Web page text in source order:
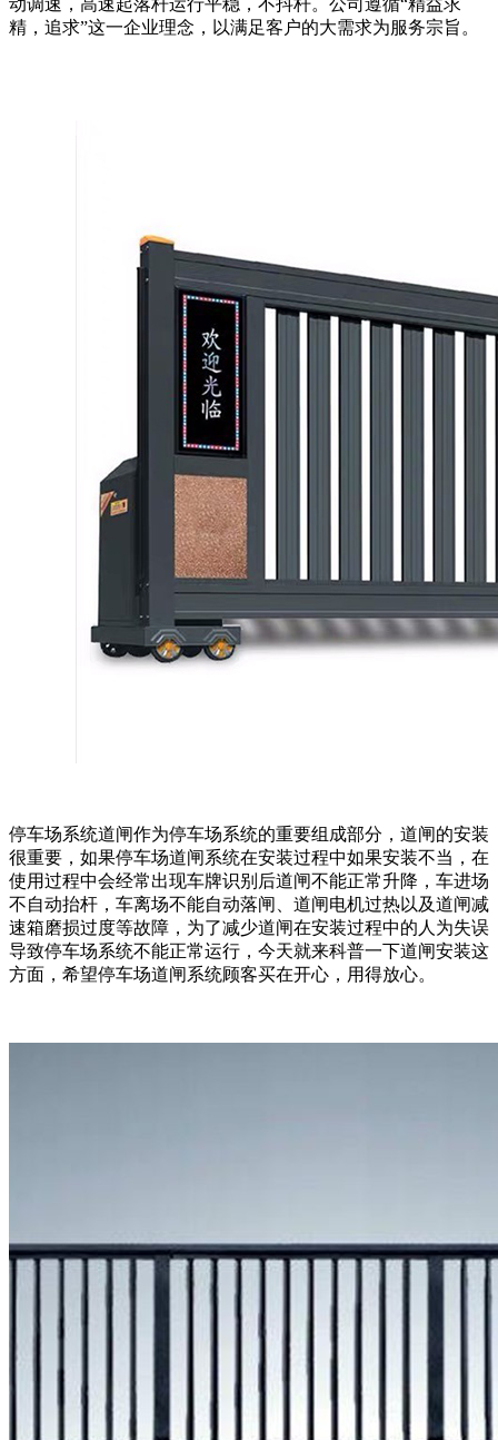
精，追求”这一企业理念，以满足客户的大需求为服务宗旨。
停车场系统道闸作为停车场系统的重要组成部分，道闸的安装
很重要，如果停车场道闸系统在安装过程中如果安装不当，在
使用过程中会经常出现车牌识别后道闸不能正常升降，车进场
不自动抬杆，车离场不能自动落闸、道闸电机过热以及道闸减
速箱磨损过度等故障，为了减少道闸在安装过程中的人为失误
导致停车场系统不能正常运行，今天就来科普一下道闸安装这
方面，希望停车场道闸系统顾客买在开心，用得放心。